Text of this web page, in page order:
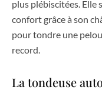
plus plébiscitées. Elle
confort grâce à son
pour tondre une
record.
La tondeuse